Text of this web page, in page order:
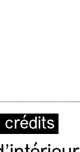
crédits